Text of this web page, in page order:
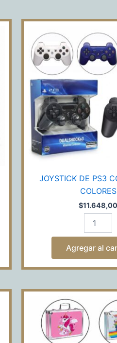
JOYSTICK DE PS3
COLORES
$11.648,00
DE
PS3
CON
MARCA
COLORES
cantidad
Agregar al
DE
ARTE
145PCS
MALETIN